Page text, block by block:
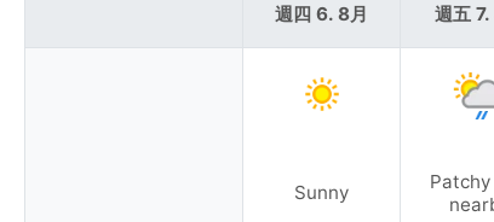
週四 6. 8月
Sunny
週五 7.